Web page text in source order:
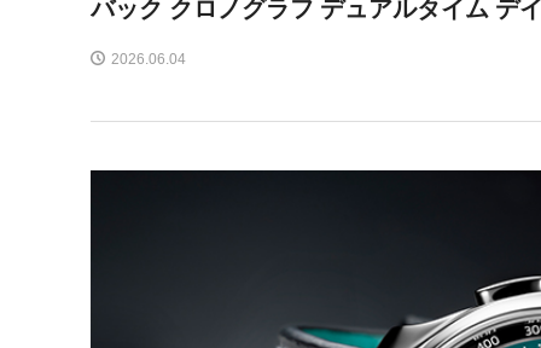
バック クロノグラフ デュアルタイム デ
2026.06.04